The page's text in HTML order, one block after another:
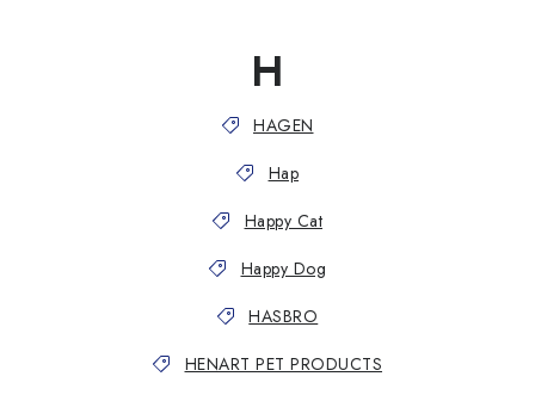
H
HAGEN
Hap
Happy Cat
Happy Dog
HASBRO
HENART PET PRODUCTS